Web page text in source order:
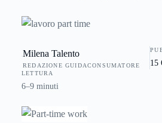
interessante formula di assunzione,
fronte di un tempo libero maggiore,
famiglia e alla propria vita.
Milena Talento
REDAZIONE GUIDACONSUMATORE 15
LETTURA
6–9 minuti